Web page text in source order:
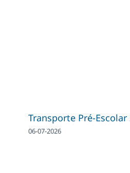
Transporte Pré-Escolar
06-07-2026